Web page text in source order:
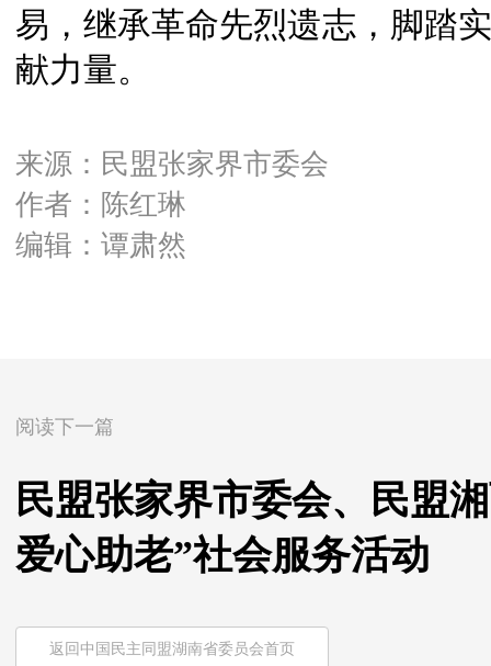
易，继承革命先烈遗志，脚踏
献力量。
来源：民盟张家界市委会
作者：陈红琳
编辑：谭肃然
阅读下一篇
民盟张家界市委会、民盟
爱心助老”社会服务活动
返回中国民主同盟湖南省委员会首页